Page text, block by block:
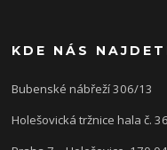
KDE NÁS
Bubenské nábřeží 306/13
Holešovická tržnice hala č. 36